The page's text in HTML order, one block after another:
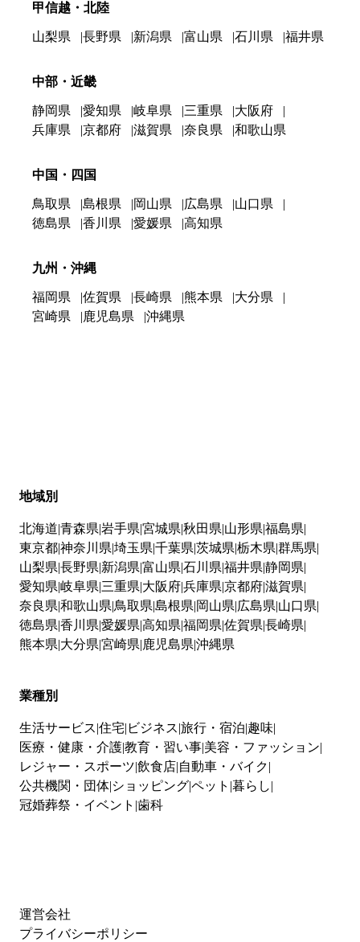
甲信越・北陸
山梨県 長野県 新潟県 富山県 石川県 福井県
中部・近畿
静岡県 愛知県 岐阜県 三重県
大阪府
兵庫県
京都府 滋賀県 奈良県 和歌山県
中国・四国
鳥取県 島根県 岡山県 広島県
山口県
徳島県
香川県 愛媛県 高知県
九州・沖縄
福岡県 佐賀県 長崎県 熊本県
大分県
宮崎県
鹿児島県 沖縄県
地域別
北海道 青森県 岩手県 宮城県 秋田県 山形県 福島県
東京都神奈川県 埼玉県 千葉県 茨城県 栃木県 群馬県
山梨県 長野県 新潟県 富山県 石川県 福井県 静岡県
愛知県 岐阜県 三重県 大阪府兵庫県 京都府滋賀県
奈良県 和歌山県 鳥取県 島根県 岡山県 広島県 山口県
徳島県 香川県 愛媛県 高知県 福岡県 佐賀県 長崎県
熊本県 大分県 宮崎県 鹿児島県 沖縄県
業種別
生活サービス 住宅 ビジネス 旅行・宿泊 趣味
医療・健康・介護教育・習い事 美容・ファッション
レジャー・スポーツ 飲食店 自動車・バイク
公共機関・団体 ショッピングペット 暮らし
冠婚葬祭・イベント 歯科
運営会社
プライバシーポリシー